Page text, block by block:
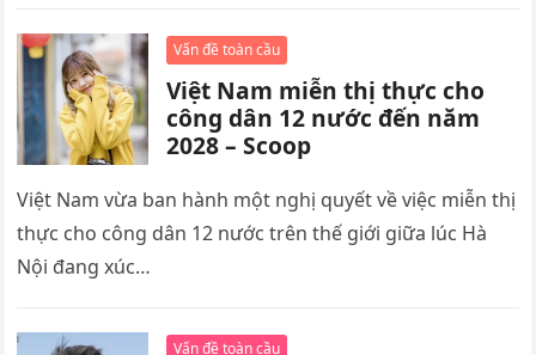
Vấn đề toàn cầu
Việt Nam miễn thị thực cho
công dân 12 nước đến năm
2028 – Scoop
Việt Nam vừa ban hành một nghị quyết về việc miễn thị
thực cho công dân 12 nước trên thế giới giữa lúc Hà
Nội đang xúc…
Vấn đề toàn cầu